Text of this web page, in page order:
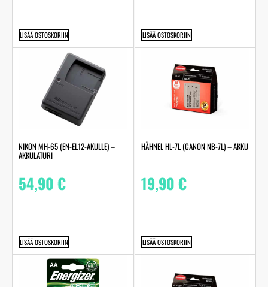
LISÄÄ OSTOSKORIIN LISÄÄ OSTOSKORIIN
NIKON MH-65 (EN-EL12-AKULLE) –
AKKULATURI
54,90€
LISÄÄ OSTOSKORIIN
HÄHNEL HL-7L (CANON NB-7L) – AKKU
19,90€
LISÄÄ OSTOSKORIIN